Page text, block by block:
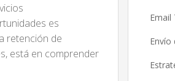
es
retención de
está en comprender
Email